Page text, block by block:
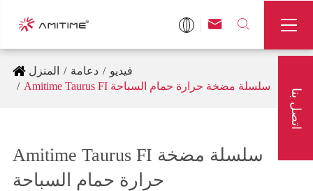
 

المنزل دعامة
فيديو
Amitime Taurus FI سلسلة مضخة حرارة حمام السباحة
Amitime Taurus FI سلسلة مضخة
حرارة حمام السباحة
اتصل بنا